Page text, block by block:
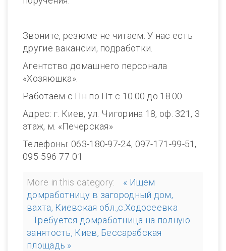
Звоните, резюме не читаем. У нас есть
другие вакансии, подработки.
Агентство домашнего персонала
«Хозяюшка».
Работаем с Пн по Пт с 10.00 до 18.00
Адрес: г. Киев, ул. Чигорина 18, оф. 321, 3
этаж, м. «Печерская»
Телефоны: 063-180-97-24, 097-171-99-51,
095-596-77-01
More in this category:
« Ищем
домработницу в загородный дом,
вахта, Киевская обл.,с.Ходосеевка
Требуется домработница на полную
занятость, Киев, Бессарабская
площадь »